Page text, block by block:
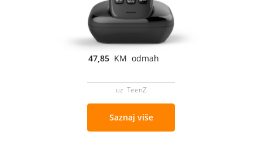
47,85 KM odmah
uz TeenZ
Saznaj više